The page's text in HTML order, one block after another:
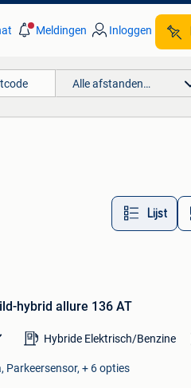
Meldingen Inloggen
Alle afstanden…
Lijst
hybrid allure 136 AT
Hybride Elektrisch/Benzine
Parkeersensor, + 6 opties